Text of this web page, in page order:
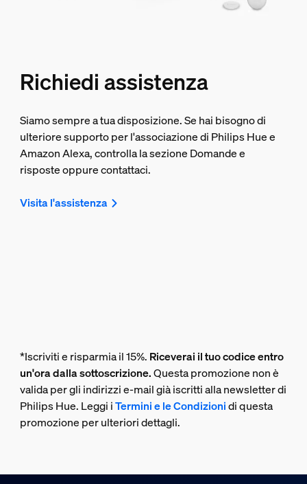
Richiedi assistenza
Siamo sempre a tua disposizione. Se hai bisogno di
ulteriore supporto per l'associazione di Philips Hue e
Amazon Alexa, controlla la sezione Domande e
risposte oppure contattaci.
Visita l'assistenza
*Iscriviti e risparmia il 15%. Riceverai il tuo codice entro
un'ora dalla sottoscrizione.Questa promozione non è
valida per gli indirizzi e-mail già iscritti alla newsletter di
Philips Hue. Leggi iTermini e le Condizionidi questa
promozione per ulteriori dettagli.